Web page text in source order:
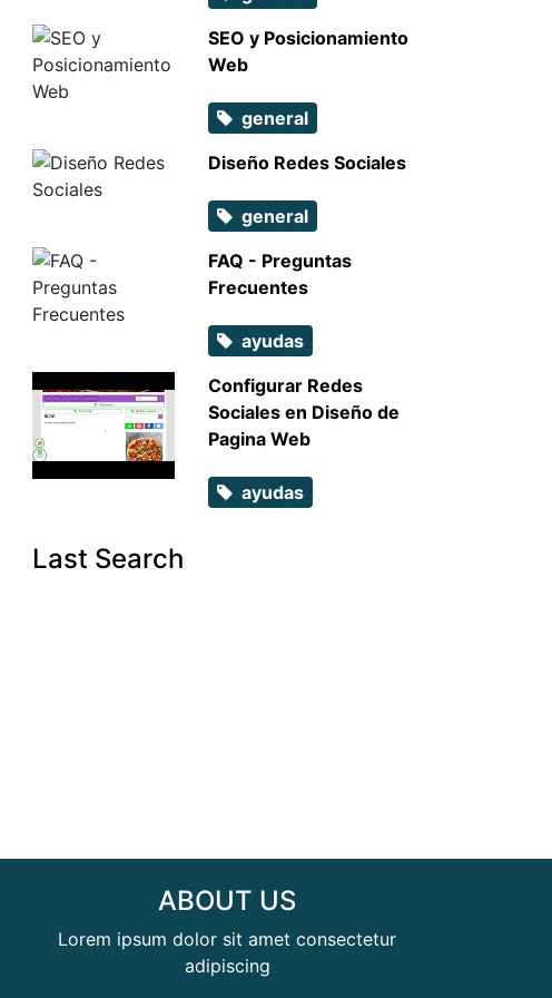
SEO y Posicionamiento
Web
general
Diseño Redes Sociales
general
FAQ - Preguntas
Frecuentes
ayudas
Configurar Redes
Sociales en Diseño de
Pagina Web
ayudas
Last Search
ABOUT US
Lorem ipsum dolor sit amet consectetur
adipiscing